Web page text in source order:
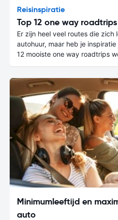
Reisinspiratie
Top 12 one way
Er zijn heel veel routes die zich
autohuur, maar heb je
12 mooiste one way roadtrips
Minimumleeftijd en
auto